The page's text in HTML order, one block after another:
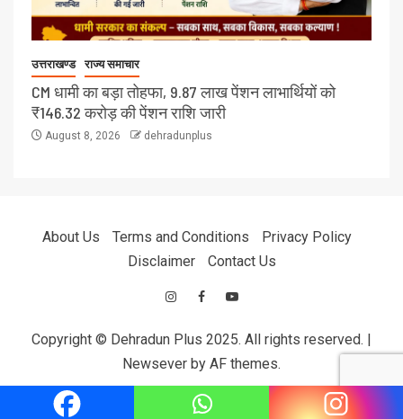
उत्तराखण्ड राज्य समाचार
CM धामी का बड़ा तोहफा, 9.87 लाख पेंशन लाभार्थियों को
₹146.32 करोड़ की पेंशन राशि जारी
August 8, 2026 dehradunplus
About Us Terms and Conditions
Privacy Policy
Disclaimer
Contact Us
Copyright © Dehradun Plus 2025. All rights reserved.
Newsever by AF themes.